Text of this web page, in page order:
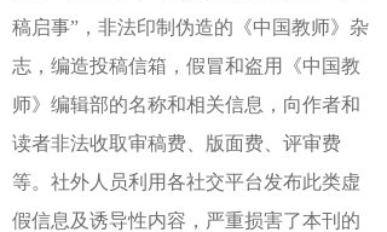
稿启事”，非法印制伪造的《中国教师》杂
志，编造投稿信箱，假冒和盗用《中国教
师》编辑部的名称和相关信息，向作者和
读者非法收取审稿费、版面费、评审费
等。社外人员利用各社交平台发布此类虚
假信息及诱导性内容，严重损害了本刊的